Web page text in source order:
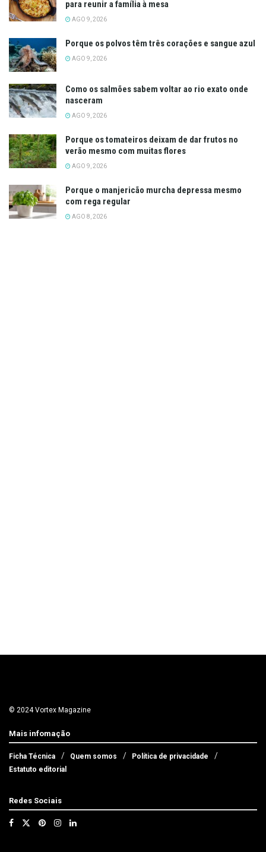
para reunir a família à mesa
AGO 9, 2026
Porque os polvos têm três corações e sangue azul
AGO 9, 2026
Como os salmões sabem voltar ao rio exato onde
nasceram
AGO 9, 2026
Porque os tomateiros deixam de dar frutos no
verão mesmo com muitas flores
AGO 9, 2026
Porque o manjericão murcha depressa mesmo
com rega regular
AGO 8, 2026
© 2024 Vortex Magazine
Mais infomação
Ficha Técnica Quem somos
Política de privacidade
Estatuto editorial
Redes Sociais